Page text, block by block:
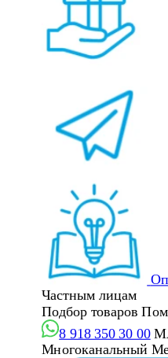
Частным лицам
Подбор товаров
8 918 350 30 00
Многоканальный